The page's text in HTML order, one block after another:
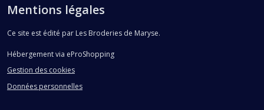
Mentions légales
Ce site est édité par Les Broderies de Maryse.
Hébergement via eProShopping
Gestion des cookies
Données personnelles